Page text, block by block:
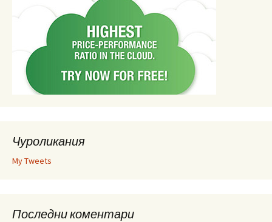
Чуроликания
My Tweets
Последни коментари